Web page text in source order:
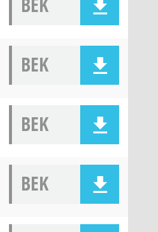
BEK
BEK
BEK